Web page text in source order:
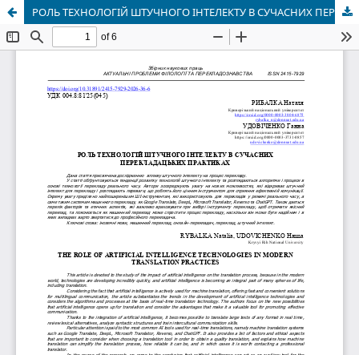
РОЛЬ ТЕХНОЛОГІЙ ШТУЧНОГО ІНТЕЛЕКТУ В СУЧАСНИХ ПЕРЕКЛАДАЦЬКИХ ПРАКТИКАХ